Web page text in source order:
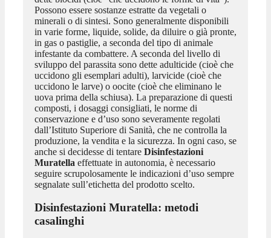
Possono essere sostanze estratte da vegetali o
minerali o di sintesi. Sono generalmente disponibili
in varie forme, liquide, solide, da diluire o già pronte,
in gas o pastiglie, a seconda del tipo di animale
infestante da combattere. A seconda del livello di
sviluppo del parassita sono dette adulticide (cioè che
uccidono gli esemplari adulti), larvicide (cioè che
uccidono le larve) o oocite (cioè che eliminano le
uova prima della schiusa). La preparazione di questi
composti, i dosaggi consigliati, le norme di
conservazione e d’uso sono severamente regolati
dall’Istituto Superiore di Sanità, che ne controlla la
produzione, la vendita e la sicurezza. In ogni caso, se
anche si decidesse di tentare Disinfestazioni
Muratella effettuate in autonomia, è necessario
seguire scrupolosamente le indicazioni d’uso sempre
segnalate sull’etichetta del prodotto scelto.
Disinfestazioni Muratella: metodi
casalinghi